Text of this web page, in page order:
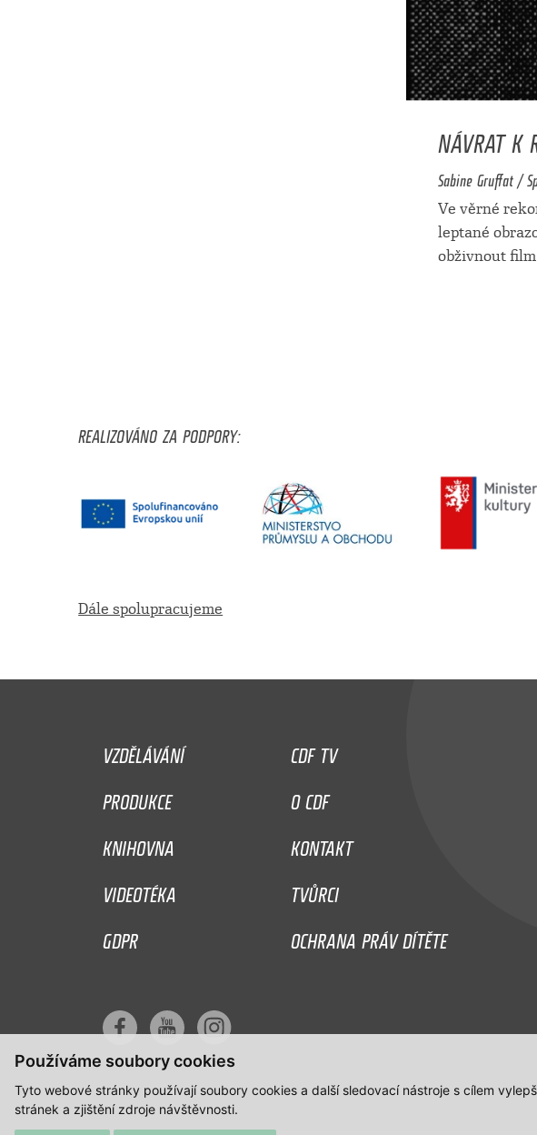
Používáme soubory cookies
Tyto webové stránky používají soubory cookies a další sledovací nástroje s cílem
stránek a zjištění zdroje návštěvnosti.
NÁVRAT K
Sabine Gruffat /
Ve věrné
leptané
obživnout film
REALIZOVÁNO ZA PODPORY:
Dále spolupracujeme
VZDĚLÁVÁNÍ
CDF TV
PRODUKCE
O CDF
KNIHOVNA
KONTAKT
VIDEOTÉKA
TVŮRCI
GDPR
OCHRANA PRÁV DÍTĚTE